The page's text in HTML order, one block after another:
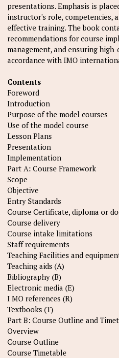
presentations. Emphasis is
instructor's role, competencies,
effective training. The book
recommendations for course
management, and ensuring
accordance with IMO
Contents
Foreword
Introduction
Purpose of the model courses
Use of the model course
Lesson Plans
Presentation
Implementation
Part A: Course Framework
Scope
Objective
Entry Standards
Course Certificate, diploma or
Course delivery
Course intake limitations
Staff requirements
Teaching Facilities and
Teaching aids (A)
Bibliography (B)
Electronic media (E)
I MO references (R)
Textbooks (T)
Part B: Course Outline and
Overview
Course Outline
Course Timetable